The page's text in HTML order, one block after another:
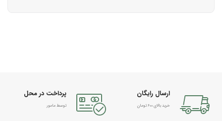
ارسال رایگان
خرید بالای 600 تومان
پرداخت در محل
توسط مامور